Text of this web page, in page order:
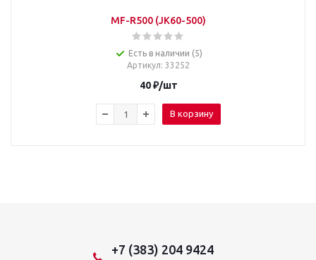
MF-R500 (JK60-500)
Есть в наличии (5)
Артикул: 33252
40₽/шт
В корзину
+7 (383) 204 9424